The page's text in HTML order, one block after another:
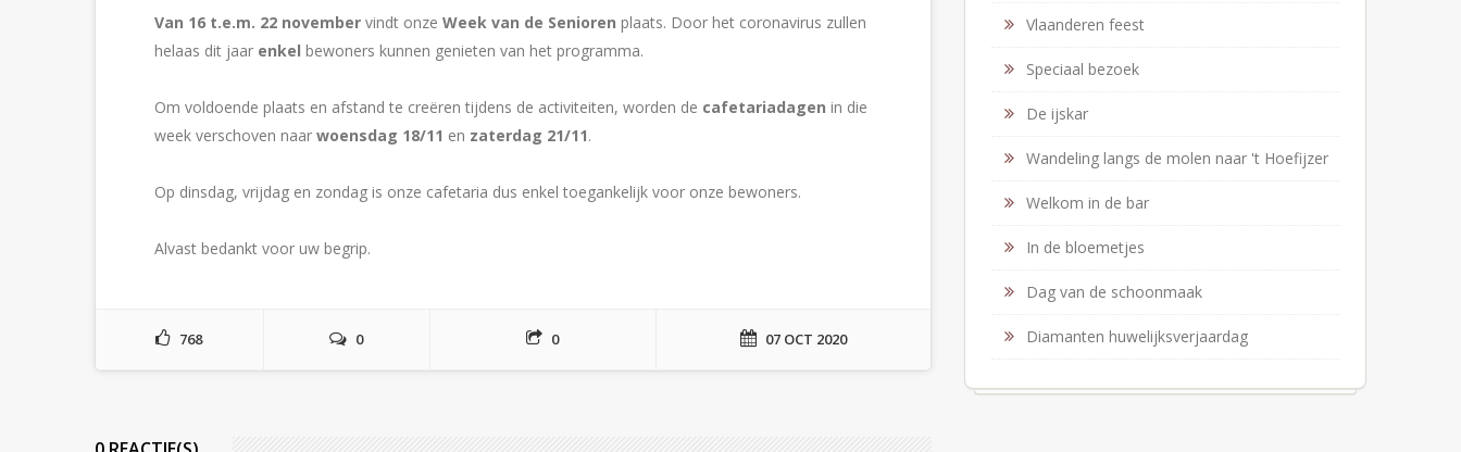
Van 16 t.e.m. 22 november vindt onze Week van de Senioren plaats. Door het coronavirus zullen
helaas dit jaar enkel bewoners kunnen genieten van het programma.
Om voldoende plaats en afstand te creëren tijdens de activiteiten, worden de cafetariadagen in die
week verschoven naar woensdag 18/11 en zaterdag 21/11.
Op dinsdag, vrijdag en zondag is onze cafetaria dus enkel toegankelijk voor onze bewoners.
Alvast bedankt voor uw begrip.
768 0 0 07 OCT 2020
Vlaanderen feest
Speciaal bezoek
De ijskar
Wandeling langs de molen naar 't Hoefijzer
Welkom in de bar
In de bloemetjes
Dag van de schoonmaak
Diamanten huwelijksverjaardag